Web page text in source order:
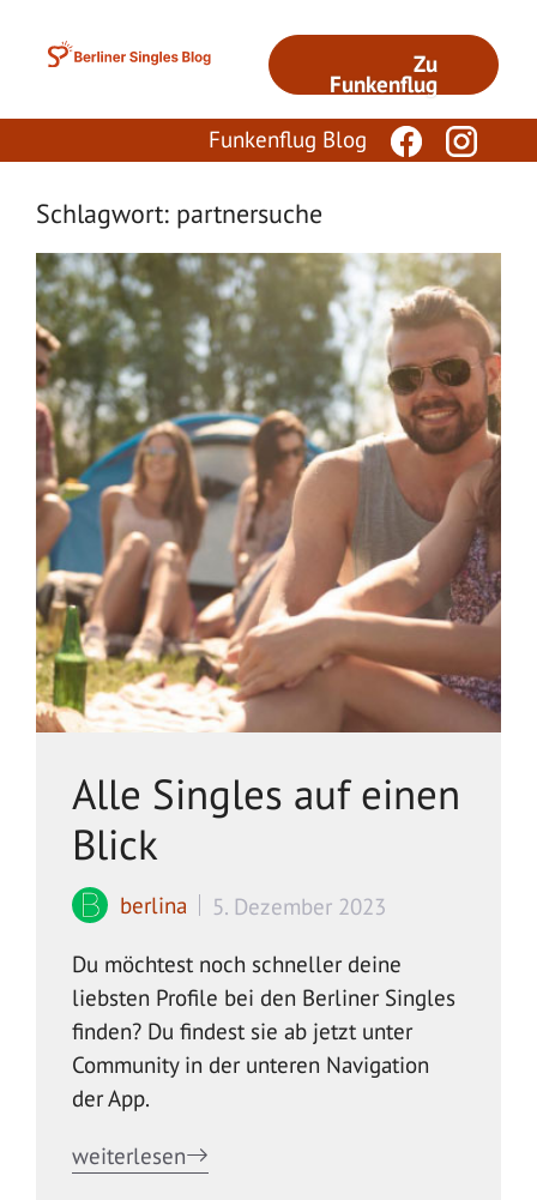
Inhalt
Zu
Funkenflug
Funkenflug Blog
Schlagwort: partnersuche
Alle Singles auf einen
Blick
berlina
5. Dezember 2023
Du möchtest noch schneller deine
liebsten Profile bei den Berliner Singles
finden? Du findest sie ab jetzt unter
Community in der unteren Navigation
der App.
weiterlesen